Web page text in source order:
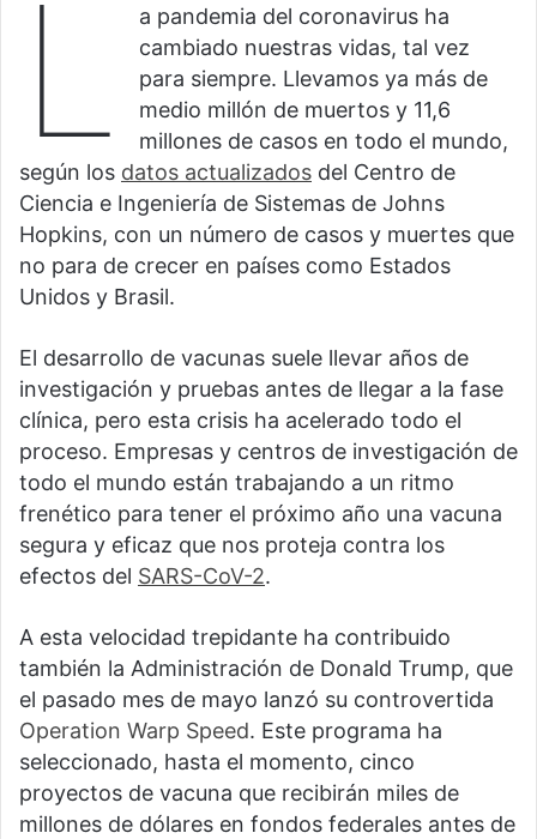
L
a pandemia del coronavirus ha
cambiado nuestras vidas, tal vez
para siempre. Llevamos ya más de
medio millón de muertos y 11,6
millones de casos en todo el mundo,
según los datos actualizados del Centro de
Ciencia e Ingeniería de Sistemas de Johns
Hopkins, con un número de casos y muertes que
no para de crecer en países como Estados
Unidos y Brasil.
El desarrollo de vacunas suele llevar años de
investigación y pruebas antes de llegar a la fase
clínica, pero esta crisis ha acelerado todo el
proceso. Empresas y centros de investigación de
todo el mundo están trabajando a un ritmo
frenético para tener el próximo año una vacuna
segura y eficaz que nos proteja contra los
efectos del SARS-CoV-2.
A esta velocidad trepidante ha contribuido
también la Administración de Donald Trump, que
el pasado mes de mayo lanzó su controvertida
Operation Warp Speed. Este programa ha
seleccionado, hasta el momento, cinco
proyectos de vacuna que recibirán miles de
millones de dólares en fondos federales antes de